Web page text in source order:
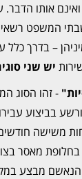
אותו הדבר.
המשפט
– בדרך כלל
יש שני
- זהו הסוג
בביצוע
משישה
בחלופת מאסר
הנאשם מבצע